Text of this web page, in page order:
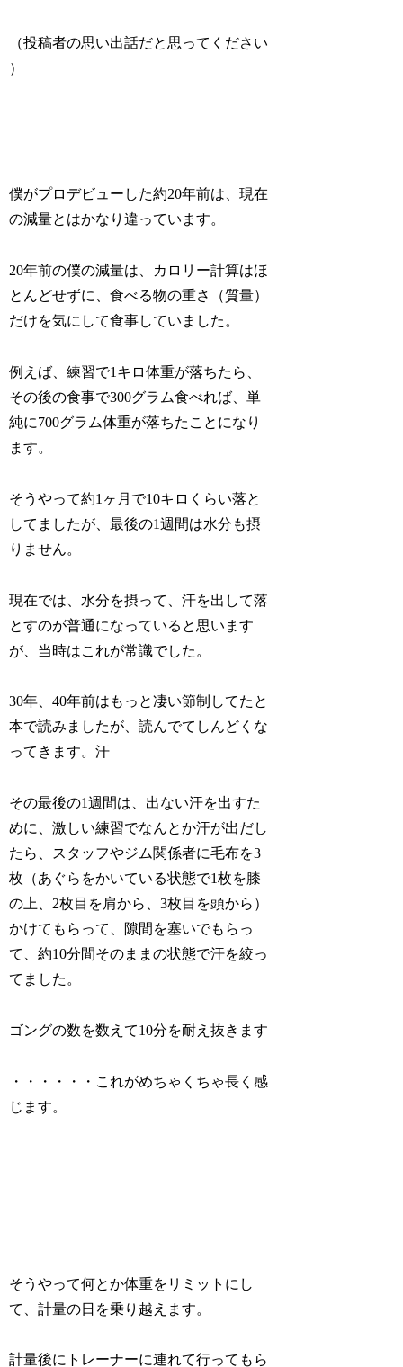
（投稿者の思い出話だと思ってください
）
僕がプロデビューした約20年前は、現在
の減量とはかなり違っています。
20年前の僕の減量は、カロリー計算はほ
とんどせずに、食べる物の重さ（質量）
だけを気にして食事していました。
例えば、練習で1キロ体重が落ちたら、
その後の食事で300グラム食べれば、単
純に700グラム体重が落ちたことになり
ます。
そうやって約1ヶ月で10キロくらい落と
してましたが、最後の1週間は水分も摂
りません。
現在では、水分を摂って、汗を出して落
とすのが普通になっていると思います
が、当時はこれが常識でした。
30年、40年前はもっと凄い節制してたと
本で読みましたが、読んでてしんどくな
ってきます。汗
その最後の1週間は、出ない汗を出すた
めに、激しい練習でなんとか汗が出だし
たら、スタッフやジム関係者に毛布を3
枚（あぐらをかいている状態で1枚を膝
の上、2枚目を肩から、3枚目を頭から）
かけてもらって、隙間を塞いでもらっ
て、約10分間そのままの状態で汗を絞っ
てました。
ゴングの数を数えて10分を耐え抜きます
・・・・・・これがめちゃくちゃ長く感
じます。
そうやって何とか体重をリミットにし
て、計量の日を乗り越えます。
計量後にトレーナーに連れて行ってもら